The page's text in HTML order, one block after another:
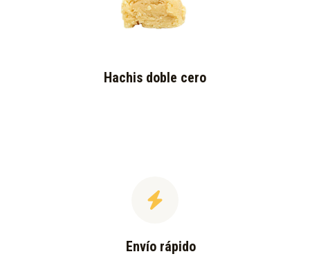
Hachis doble cero
Envío rápido